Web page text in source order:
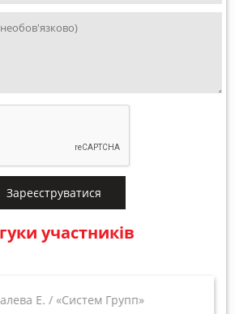
Зареєструватися
участників
Е.
«Систем Групп»